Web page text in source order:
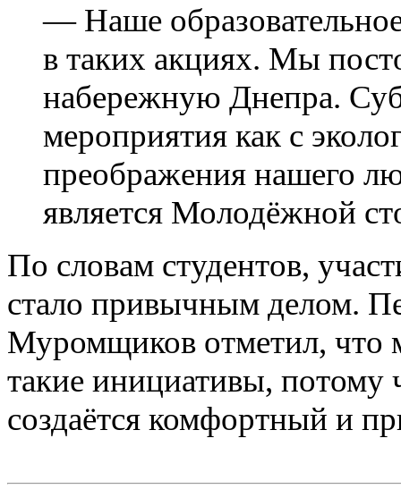
— Наше
в таких акциях. Мы
набережную Днепра.
мероприятия как с
преображения нашего
является Молодёжной
По словам студентов,
стало привычным делом.
Муромщиков отметил, что
такие инициативы,
создаётся комфортный и